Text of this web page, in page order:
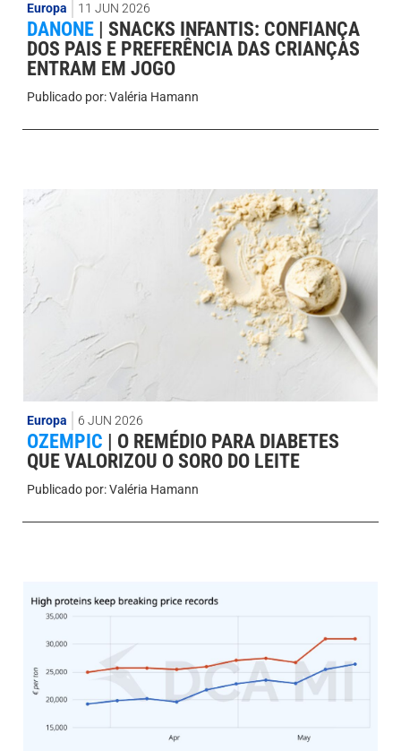
Europa 11 JUN 2026
DANONE | SNACKS INFANTIS: CONFIANÇA
DOS PAIS E PREFERÊNCIA DAS CRIANÇAS
ENTRAM EM JOGO
Publicado por:Valéria Hamann
Europa 6 JUN 2026
OZEMPIC | O REMÉDIO PARA DIABETES
QUE VALORIZOU O SORO DO LEITE
Publicado por:Valéria Hamann